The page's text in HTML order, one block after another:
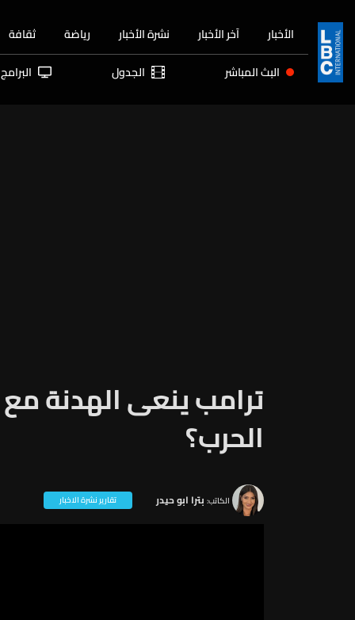
الأخبار آخر الأخبار نشرة الأخبار رياضة ثقافة
البث المباشر الجدول البرامج
ترامب ينعى الهدنة
الحرب؟
الكاتب: بترا ابو حيدر تقارير نشرة الاخبار